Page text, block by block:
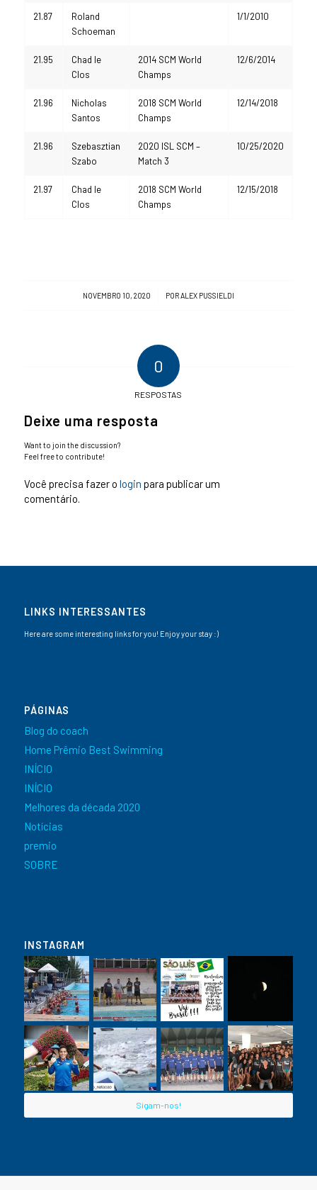
21.87
Roland
Schoeman
1/1/2010
21.95
Chad le
Clos
2014 SCM World
Champs
12/6/2014
21.96
Nicholas
Santos
2018 SCM World
Champs
12/14/2018
21.96
Szebasztian
Szabo
2020 ISL SCM –
Match 3
10/25/2020
21.97
Chad le
Clos
2018 SCM World
Champs
12/15/2018
NOVEMBRO 10, 2020
/ PORALEX PUSSIELDI
0
RESPOSTAS
Deixe uma resposta
Want to join the discussion?
Feel free to contribute!
Você precisa fazer o login para publicar um
comentário.
LINKS INTERESSANTES
Here are some interesting links for you! Enjoy your stay :)
PÁGINAS
Blog do coach
Home Prêmio Best Swimming
INÍCIO
INÍCIO
Melhores da década 2020
Notícias
premio
SOBRE
INSTAGRAM
Sigam-nos!